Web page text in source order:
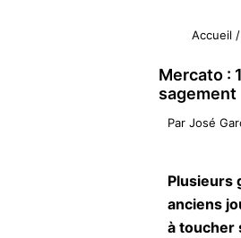
Accueil /
Mercato :
sagement
Par José
Plusieurs
anciens
à toucher